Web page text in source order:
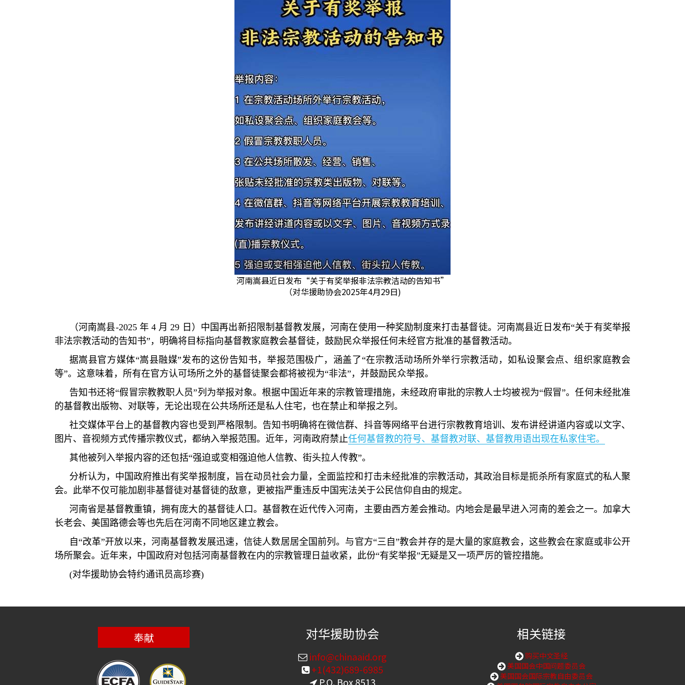
河南嵩县近日发布“关于有奖举报非法宗教洁动的告知书”
（对华援助协会2025年4月29日)
（河南嵩县-2025 年 4 月 29 日）中国再出新招限制基督教发展，河南在使用一种奖励制度来打击基督徒。河南嵩县近日发布“关于有奖举报
非法宗教活动的告知书”，明确将目标指向基督教家庭教会基督徒，鼓励民众举报任何未经官方批准的基督教活动。
据嵩县官方媒体“嵩县融媒”发布的这份告知书，举报范围极广，涵盖了“在宗教活动场所外举行宗教活动，如私设聚会点、组织家庭教会
等”。这意味着，所有在官方认可场所之外的基督徒聚会都将被视为“非法”，并鼓励民众举报。
告知书还将“假冒宗教教职人员”列为举报对象。根据中国近年来的宗教管理措施，未经政府审批的宗教人士均被视为“假冒”。任何未经批准
的基督教出版物、对联等，无论出现在公共场所还是私人住宅，也在禁止和举报之列。
社交媒体平台上的基督教内容也受到严格限制。告知书明确将在微信群、抖音等网络平台进行宗教教育培训、发布讲经讲道内容或以文字、
图片、音视频方式传播宗教仪式，都纳入举报范围。近年，河南政府禁止任何基督教的符号、基督教对联、基督教用语出现在私家住宅。
其他被列入举报内容的还包括“强迫或变相强迫他人信教、街头拉人传教”。
分析认为，中国政府推出有奖举报制度，旨在动员社会力量，全面监控和打击未经批准的宗教活动，其政治目标是扼杀所有家庭式的私人聚
会。此举不仅可能加剧非基督徒对基督徒的敌意，更被指严重违反中国宪法关于公民信仰自由的规定。
河南省是基督教重镇，拥有庞大的基督徒人口。基督教在近代传入河南，主要由西方差会推动。内地会是最早进入河南的差会之一。加拿大
长老会、美国路德会等也先后在河南不同地区建立教会。
自“改革”开放以来，河南基督教发展迅速，信徒人数居居全国前列。与官方“三自”教会并存的是大量的家庭教会，这些教会在家庭或非公开
场所聚会。近年来，中国政府对包括河南基督教在内的宗教管理日益收紧，此份“有奖举报”无疑是又一项严厉的管控措施。
(对华援助协会特约通讯员高珍赛)
奉献 对华援助协会
info@chinaaid.org
+1(432)689-6985
P.O. Box 8513
相关链接
购买中文圣经
美国国会中国问题委员会
美国国会国际宗教自由委员会